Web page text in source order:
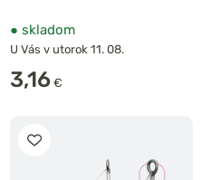
● skladom
U Vás v utorok 11. 08.
3,16 €